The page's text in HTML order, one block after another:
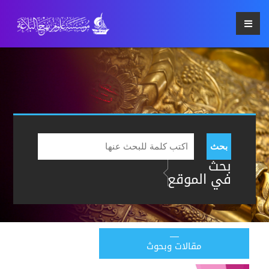
بحث
بحث
في الموقع
مقالات وبحوث